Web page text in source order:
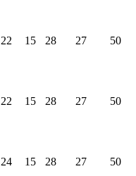
22 15 28 27 50
22 15 28 27 50
24 15 28 27 50